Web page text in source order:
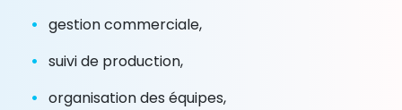
gestion commerciale,
suivi de production,
organisation des équipes,